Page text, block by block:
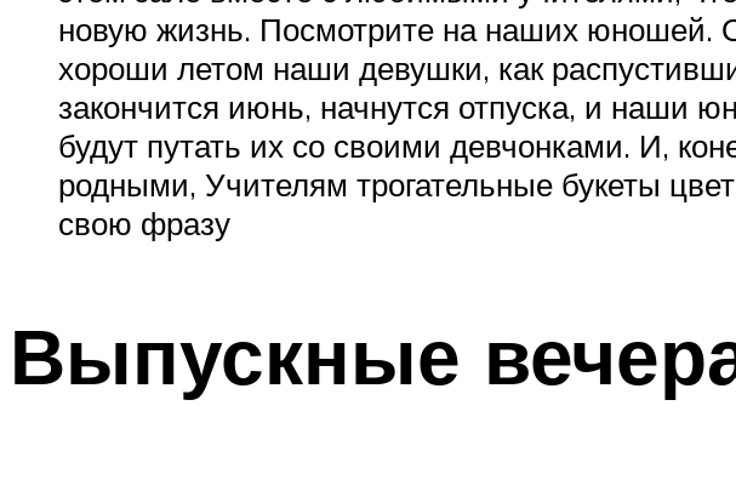
новую жизнь. Посмотрите на наших юношей.
хороши летом наши девушки, как
закончится июнь, начнутся отпуска, и наши
будут путать их со своими девчонками. И,
родными, Учителям трогательные букеты
свою фразу
Выпускные